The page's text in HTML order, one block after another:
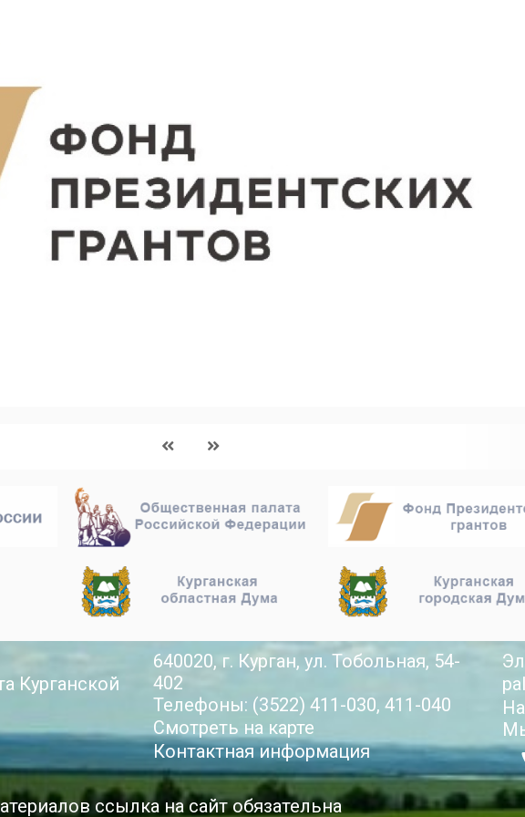
Курганской
640020, г. Курган, ул. Тобольная, 54-
402
Телефоны: (3522) 411-030, 411-040
Смотреть на карте
Контактная информация
ссылка на сайт обязательна